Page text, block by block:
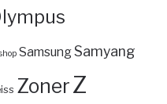
SamsungSamyang
ZonerZ